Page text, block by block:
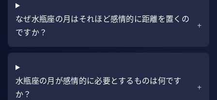
なぜ水瓶座の月はそれほど感情的に距離を置くの
ですか？
+
水瓶座の月が感情的に必要とするものは何です
か？
+